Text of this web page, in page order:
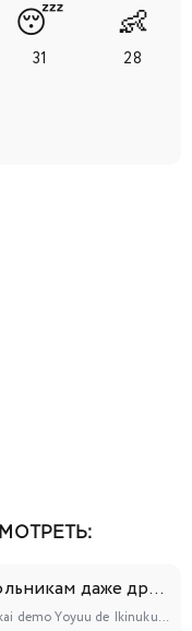
😴
31
👶
28
Сверходарённым школьникам даже другой мир нипочём!
Choujin Koukousei-tachi wa Isekai demo Yoyuu de Ikinuku you desu!